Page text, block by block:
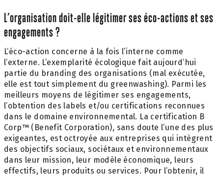
L’organisation doit-elle légitimer ses éco-actions et ses
engagements ?
L’éco-action concerne à la fois l’interne comme
l’externe. L’exemplarité écologique fait aujourd’hui
partie du branding des organisations (mal exécutée,
elle est tout simplement du greenwashing). Parmi les
meilleurs moyens de légitimer ses engagements,
l’obtention des labels et/ou certifications reconnues
dans le domaine environnemental. La certification B
Corp™ (Benefit Corporation), sans doute l’une des plus
exigeantes, est octroyée aux entreprises qui intègrent
des objectifs sociaux, sociétaux et environnementaux
dans leur mission, leur modèle économique, leurs
effectifs, leurs produits ou services. Pour l’obtenir, il